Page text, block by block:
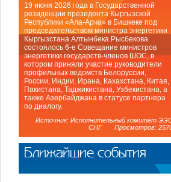
19 июня 2026 года в Государственной
резиденции президента Кыргызской
Республики «Ала-Арча» в Бишкеке под
председательством министра энергетики
Кыргызстана Алтынбека Рысбекова
состоялось 6-е Совещание министров
энергетики государств-членов ШОС, в
котором приняли участие руководители
профильных ведомств Белоруссии,
России, Индии, Ирана, Кахахстана, Китая,
Пакистана, Таджикистана, Узбекистана, а
также Азербайджана в статусе партнера
по диалогу.
Источник: Исполнительный комитет
СНГ Просмотров:
Ближайшие события